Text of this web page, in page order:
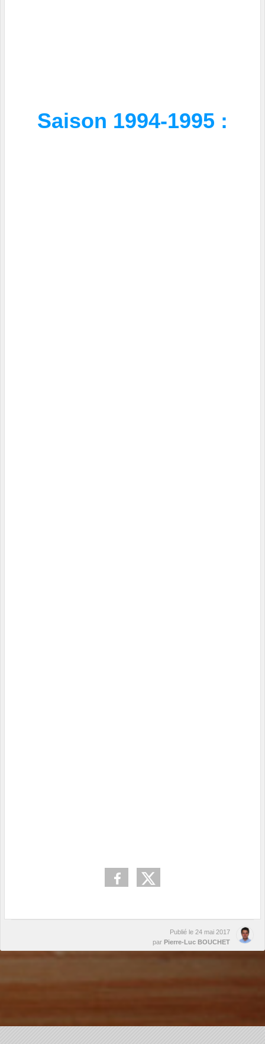
Saison 1994-1995 :
Publié le 24 mai 2017
par Pierre-Luc BOUCHET